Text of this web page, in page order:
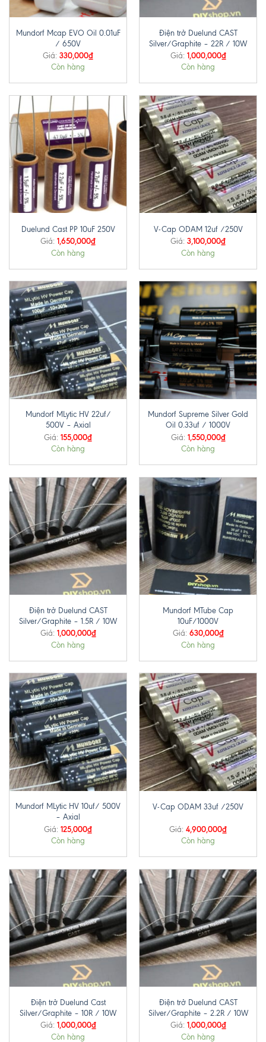
Mundorf Mcap EVO Oil 0.01uF
/ 650V
Giá: 330,000₫
Còn hàng
Điện trở Duelund CAST
Silver/Graphite – 22R / 10W
Giá: 1,000,000₫
Còn hàng
Duelund Cast PP 10uF 250V
Giá: 1,650,000₫
Còn hàng
V-Cap ODAM 12uf /250V
Giá: 3,100,000₫
Còn hàng
Mundorf MLytic HV 22uf/
500V – Axial
Giá: 155,000₫
Còn hàng
Mundorf Supreme Silver Gold
Oil 0.33uf / 1000V
Giá: 1,550,000₫
Còn hàng
Điện trở Duelund CAST
Silver/Graphite – 1.5R / 10W
Giá: 1,000,000₫
Còn hàng
Mundorf MTube Cap
10uF/1000V
Giá: 630,000₫
Còn hàng
Mundorf MLytic HV 10uf/ 500V
– Axial
Giá: 125,000₫
Còn hàng
V-Cap ODAM 33uf /250V
Giá: 4,900,000₫
Còn hàng
Điện trở Duelund Cast
Silver/Graphite – 10R / 10W
Giá: 1,000,000₫
Còn hàng
Điện trở Duelund CAST
Silver/Graphite – 2.2R / 10W
Giá: 1,000,000₫
Còn hàng